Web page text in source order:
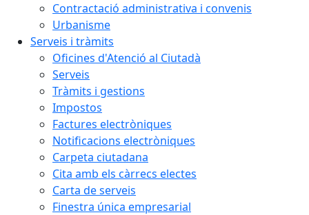
Contractació administrativa i convenis
Urbanisme
Serveis i tràmits
Oficines d'Atenció al Ciutadà
Serveis
Tràmits i gestions
Impostos
Factures electròniques
Notificacions electròniques
Carpeta ciutadana
Cita amb els càrrecs electes
Carta de serveis
Finestra única empresarial